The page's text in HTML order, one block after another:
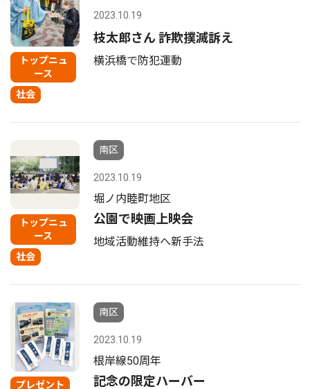
トップニュ
ース
社会
2023.10.19
枝太郎さん 詐欺撲滅訴え
横浜橋で防犯運動
トップニュ
ース
社会
南区
2023.10.19
堀ノ内睦町地区
公園で映画上映会
地域活動維持へ新手法
プレゼント
南区
2023.10.19
根岸線50周年
記念の限定ハーバー